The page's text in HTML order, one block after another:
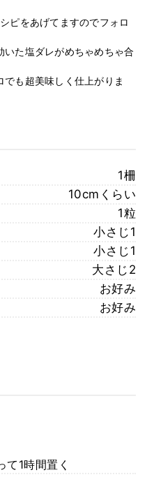
ピをあげてますのでフォロ
いた塩ダレがめちゃめちゃ合
も超美味しく仕上がりま
1柵
10cmくらい
1粒
小さじ1
小さじ1
大さじ2
お好み
お好み
1時間置く